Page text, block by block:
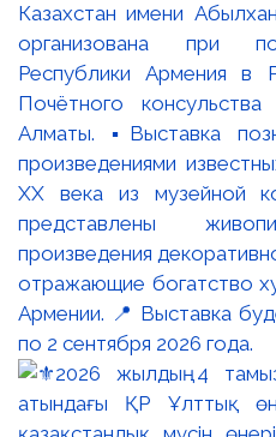
Казахстан имени
организована при
Республики Армения в
Почётного
Алматы. ▪️Выставка
произведениями
XX века из музейной
представлены
произведения
отражающие богатство
Армении. 📍 Выставка
по 2 сентября 2026 года.